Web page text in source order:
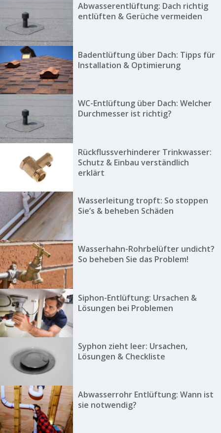
Abwasserentlüftung: Dach richtig
entlüften & Gerüche vermeiden
Badentlüftung über Dach: Tipps für
Installation & Optimierung
WC-Entlüftung über Dach: Welcher
Durchmesser ist richtig?
Rückflussverhinderer Trinkwasser:
Schutz & Einbau verständlich
erklärt
Wasserleitung tropft: So stoppen
Sie’s & beheben Schäden
Wasserhahn-Rohrbelüfter undicht?
So beheben Sie das Problem!
Siphon-Entlüftung: Ursachen &
Lösungen bei Problemen
Syphon zieht leer: Ursachen,
Lösungen & Checkliste
Abwasserrohr Entlüftung: Wann ist
sie notwendig?